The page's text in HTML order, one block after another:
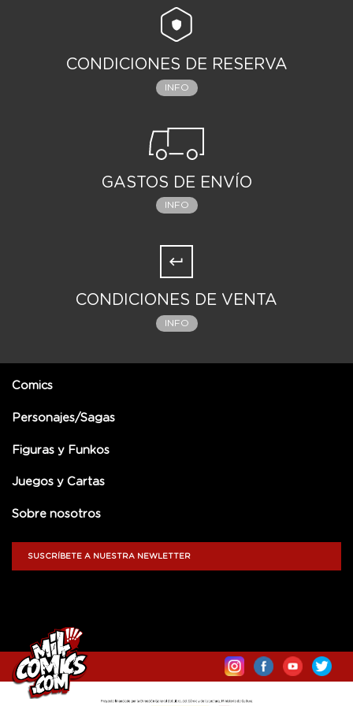
CONDICIONES DE RESERVA
INFO
GASTOS DE ENVÍO
INFO
CONDICIONES DE VENTA
INFO
Comics
Personajes/Sagas
Figuras y Funkos
Juegos y Cartas
Sobre nosotros
SUSCRÍBETE A NUESTRA NEWLETTER